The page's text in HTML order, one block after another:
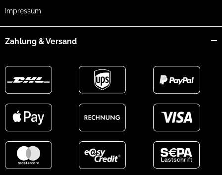
Impressum
Zahlung & Versand